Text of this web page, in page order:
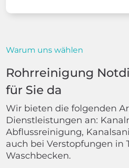
Warum uns wählen
Rohrreinigung
für Sie da
Wir bieten die folgenden
Dienstleistungen an:
Abflussreinigung,
auch bei Verstopfungen in
Waschbecken.